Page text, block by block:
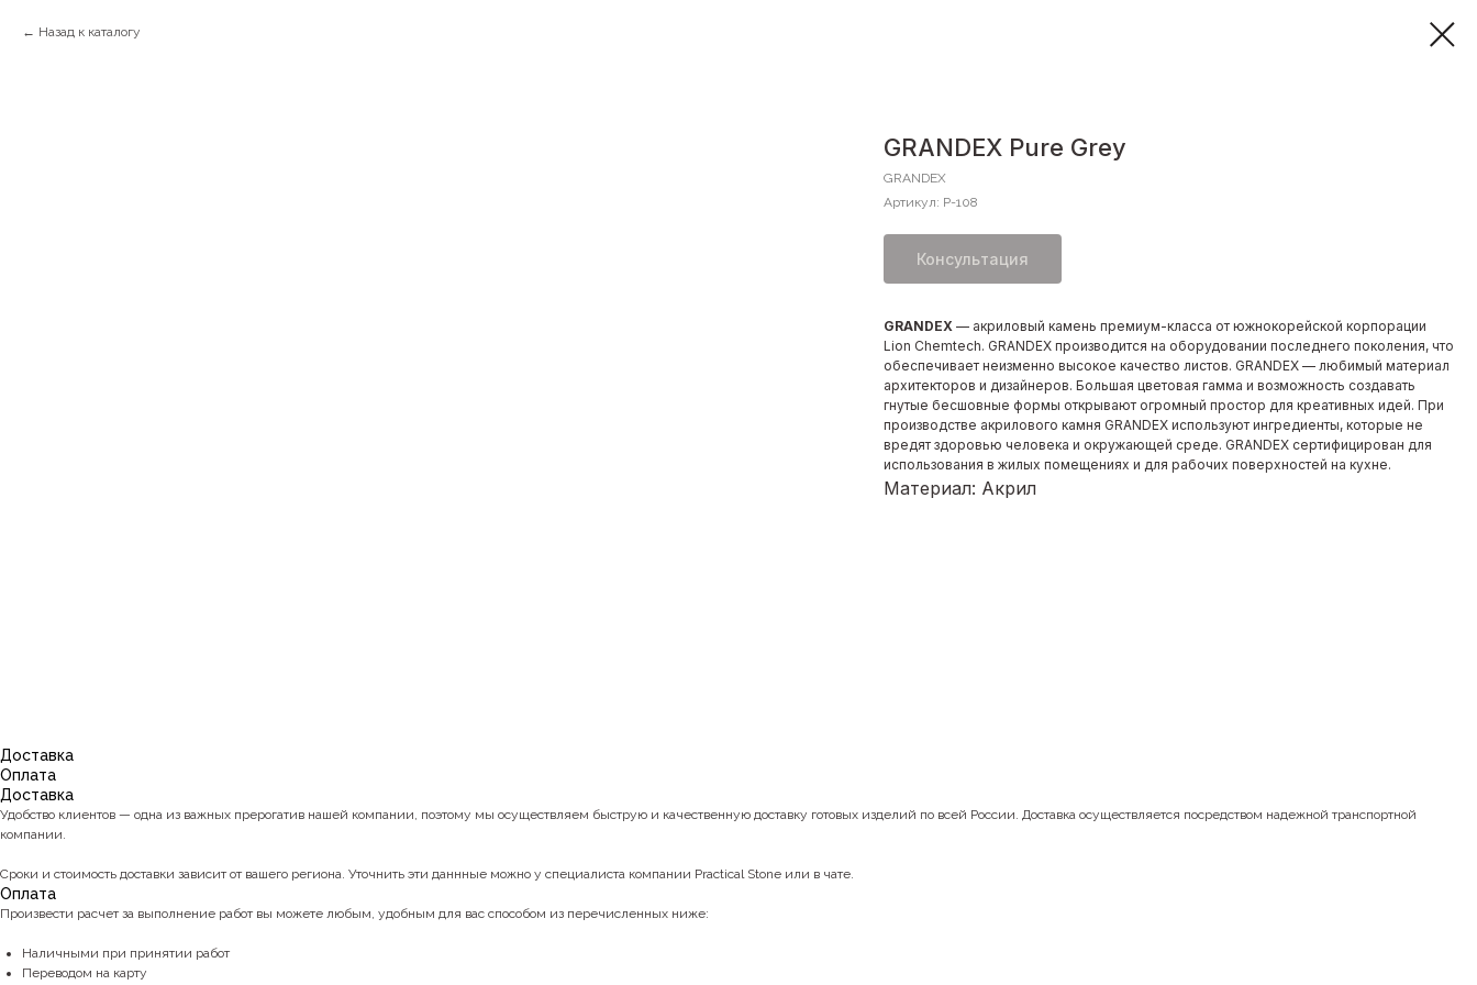
Назад к каталогу
GRANDEX Pure Grey
GRANDEX
Артикул: P-108
Консультация
GRANDEX — акриловый камень премиум-класса от южнокорейской корпорации
Lion Chemtech. GRANDEX производится на оборудовании последнего поколения, что
обеспечивает неизменно высокое качество листов. GRANDEX — любимый материал
архитекторов и дизайнеров. Большая цветовая гамма и возможность создавать
гнутые бесшовные формы открывают огромный простор для креативных идей. При
производстве акрилового камня GRANDEX используют ингредиенты, которые не
вредят здоровью человека и окружающей среде. GRANDEX сертифицирован для
использования в жилых помещениях и для рабочих поверхностей на кухне.
Материал: Акрил
Доставка
Оплата
Доставка
Удобство клиентов — одна из важных прерогатив нашей компании, поэтому мы осуществляем быструю и качественную доставку готовых изделий по всей России. Доставка осуществляется посредством надежной транспортной
компании.
Сроки и стоимость доставки зависит от вашего региона. Уточнить эти даннные можно у специалиста компании Practical Stone или в чате.
Оплата
Произвести расчет за выполнение работ вы можете любым, удобным для вас способом из перечисленных ниже:
Наличными при принятии работ
Переводом на карту